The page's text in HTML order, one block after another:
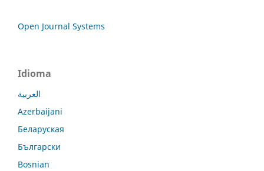
Open Journal Systems
Idioma
العربية
Azerbaijani
Беларуская
Български
Bosnian